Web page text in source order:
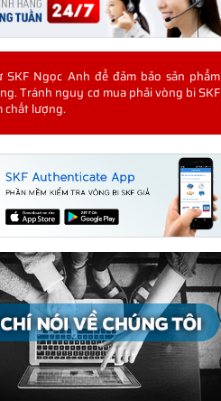
SKF Ngọc Anh để đảm bảo sản phẩm
Tránh nguy cơ mua phải vòng bi SKF
chất lượng.